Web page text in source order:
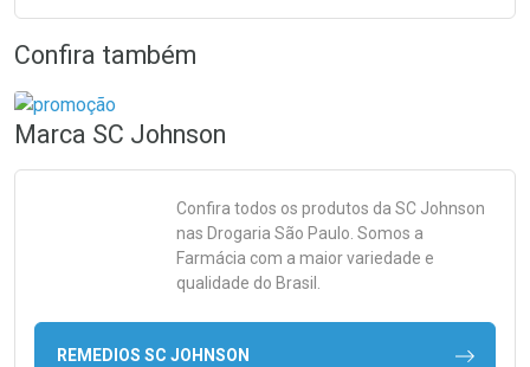
Confira também
Marca SC Johnson
Confira todos os produtos da SC Johnson
nas Drogaria São Paulo. Somos a
Farmácia com a maior variedade e
qualidade do Brasil.
REMEDIOS SC JOHNSON